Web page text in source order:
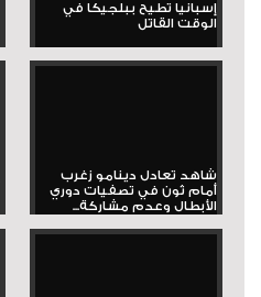
إسبانيا تطيح ببلجيكا في
الوقت القاتل
شاهد تعادل دينامو زغرب
أمام ثون في تصفيات دوري
الأبطال وعدم مشاركة...